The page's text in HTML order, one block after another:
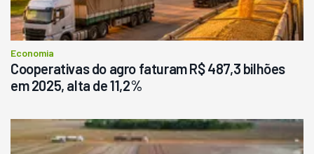
Economia
Cooperativas do agro faturam R$ 487,3 bilhões
em 2025, alta de 11,2%